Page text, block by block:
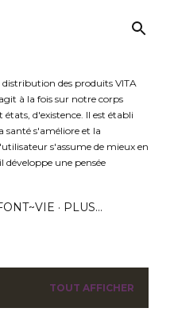
des produits VITA
à la fois sur notre corps
d'existence. Il est établi
santé s'améliore et la
s'assume de mieux en
une pensée
PLUS…
TOUT AFFICHER